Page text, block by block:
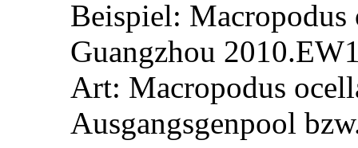
Beispiel:
Guangzhou
Art: Macropodus
Ausgangsgenpool